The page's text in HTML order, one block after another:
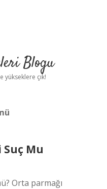
Blogu
yükseklere çık!
Mu
Orta parmağı